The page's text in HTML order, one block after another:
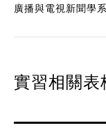
廣播與電視新聞學系
實習相關表